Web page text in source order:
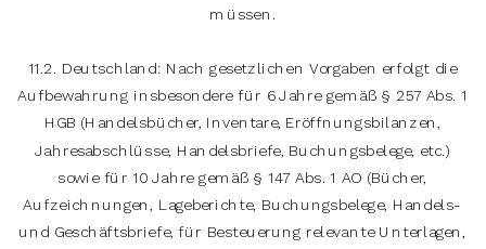
müssen.
11.2. Deutschland: Nach gesetzlichen Vorgaben erfolgt die
Aufbewahrung insbesondere für 6 Jahre gemäß § 257 Abs. 1
HGB (Handelsbücher, Inventare, Eröffnungsbilanzen,
Jahresabschlüsse, Handelsbriefe, Buchungsbelege, etc.)
sowie für 10 Jahre gemäß § 147 Abs. 1 AO (Bücher,
Aufzeichnungen, Lageberichte, Buchungsbelege, Handels-
und Geschäftsbriefe, für Besteuerung relevante Unterlagen,